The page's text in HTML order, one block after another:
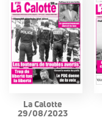
La Calotte
29/08/2023